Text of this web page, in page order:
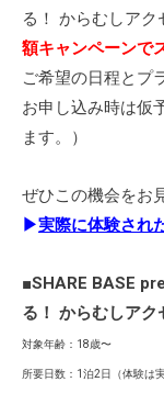
る！ からむしアク
額キャンペーンで
ご希望の日程とプ
お申し込み時は仮
ます。）
ぜひこの機会をお
▶実際に体験され
■SHARE BASE
る！ からむしアク
対象年齢：18歳〜
所要日数：1泊2日（体験は